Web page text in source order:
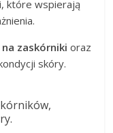
które wspierają
zaskórniki oraz
skóry.